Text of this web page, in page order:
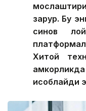
зарур. Бу
синов
Хитой
ҳисоблайди